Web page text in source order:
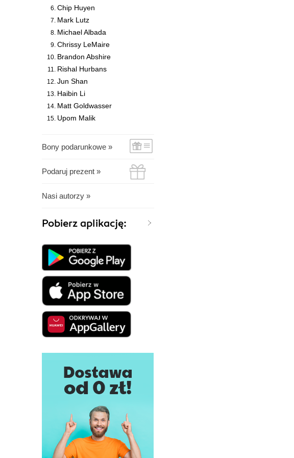
Chip Huyen
Mark Lutz
Michael Albada
Chrissy LeMaire
Brandon Abshire
Rishal Hurbans
Jun Shan
Haibin Li
Matt Goldwasser
Upom Malik
Bony podarunkowe »
Podaruj prezent »
Nasi autorzy »
Pobierz aplikację: